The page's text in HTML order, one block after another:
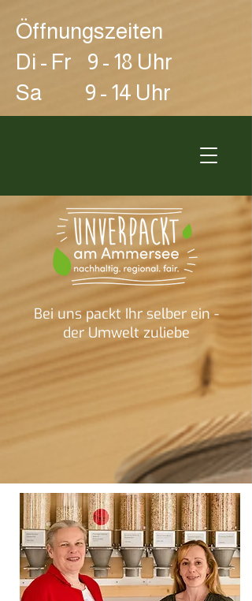
Öffnungszeiten
Di - Fr 9 - 18 Uhr
Sa 9 - 14 Uhr
Bei uns packt Ihr selber ein -
der Umwelt zuliebe